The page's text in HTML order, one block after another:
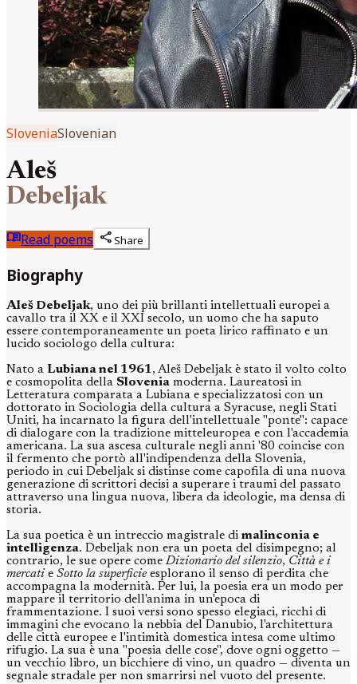
SloveniaSlovenian
Aleš
Debeljak
menu_bookRead poems shareShare
Biography
Aleš Debeljak, uno dei più brillanti intellettuali europei a
cavallo tra il XX e il XXI secolo, un uomo che ha saputo
essere contemporaneamente un poeta lirico raffinato e un
lucido sociologo della cultura:
Nato a Lubiana nel 1961, Aleš Debeljak è stato il volto colto
e cosmopolita della Slovenia moderna. Laureatosi in
Letteratura comparata a Lubiana e specializzatosi con un
dottorato in Sociologia della cultura a Syracuse, negli Stati
Uniti, ha incarnato la figura dell'intellettuale "ponte": capace
di dialogare con la tradizione mitteleuropea e con l'accademia
americana. La sua ascesa culturale negli anni '80 coincise con
il fermento che portò all'indipendenza della Slovenia,
periodo in cui Debeljak si distinse come capofila di una nuova
generazione di scrittori decisi a superare i traumi del passato
attraverso una lingua nuova, libera da ideologie, ma densa di
storia.
La sua poetica è un intreccio magistrale di malinconia e
intelligenza. Debeljak non era un poeta del disimpegno; al
contrario, le sue opere come Dizionario del silenzio, Città e i
mercati e Sotto la superficieesplorano il senso di perdita che
accompagna la modernità. Per lui, la poesia era un modo per
mappare il territorio dell'anima in un'epoca di
frammentazione. I suoi versi sono spesso elegiaci, ricchi di
immagini che evocano la nebbia del Danubio, l'architettura
delle città europee e l'intimità domestica intesa come ultimo
rifugio. La sua è una "poesia delle cose", dove ogni oggetto —
un vecchio libro, un bicchiere di vino, un quadro — diventa un
segnale stradale per non smarrirsi nel vuoto del presente.